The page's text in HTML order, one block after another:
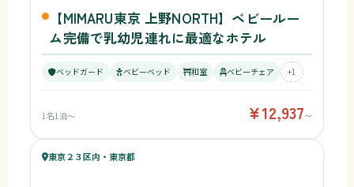
【MIMARU東京 上野NORTH】ベビールー
ム完備で乳幼児連れに最適なホテル
ベッドガード ベビーベッド 和室 ベビーチェア +1
1名1泊〜 ¥12,937〜
53ベビー
50キッズ
東京２３区内・東京都